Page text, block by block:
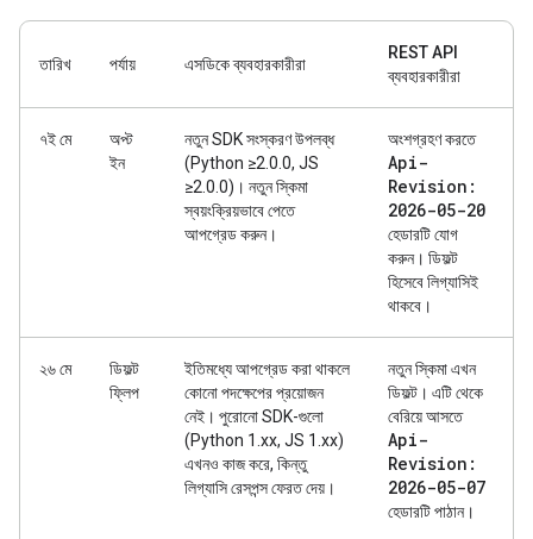
তারিখ পর্যায় এসডিকে ব্যবহারকারীরা
REST API
ব্যবহারকারীরা
৭ই মে
অপ্ট
ইন
নতুন SDK সংস্করণ উপলব্ধ
(Python ≥2.0.0, JS
≥2.0.0)। নতুন স্কিমা
স্বয়ংক্রিয়ভাবে পেতে
আপগ্রেড করুন।
অংশগ্রহণ করতে
Api-
Revision:
2026-05-20
হেডারটি যোগ
করুন। ডিফল্ট
হিসেবে লিগ্যাসিই
থাকবে।
২৬ মে
ডিফল্ট
ফ্লিপ
ইতিমধ্যে আপগ্রেড করা থাকলে
কোনো পদক্ষেপের প্রয়োজন
নেই। পুরোনো SDK-গুলো
(Python 1.xx, JS 1.xx)
এখনও কাজ করে, কিন্তু
লিগ্যাসি রেসপন্স ফেরত দেয়।
নতুন স্কিমা এখন
ডিফল্ট। এটি থেকে
বেরিয়ে আসতে
Api-
Revision:
2026-05-07
হেডারটি পাঠান।